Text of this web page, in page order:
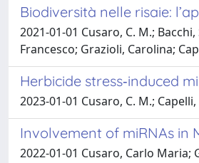
Biodiversità nelle risaie:
2021-01-01 Cusaro, C. M.;
Francesco; Grazioli, Carolina;
Herbicide stress‐induced
2023-01-01 Cusaro, C. M.;
Involvement of miRNAs in
2022-01-01 Cusaro, Carlo